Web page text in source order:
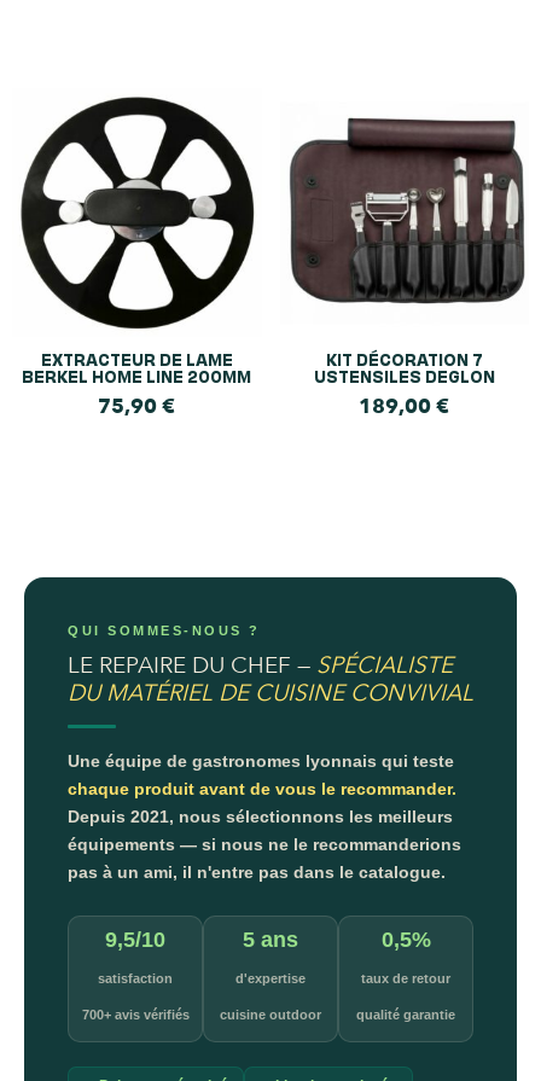
EXTRACTEUR DE LAME
BERKEL HOME LINE 200MM
75,90€
KIT DÉCORATION 7
USTENSILES DEGLON
189,00€
QUI SOMMES-NOUS ?
LE REPAIRE DU CHEF — SPÉCIALISTE
DU MATÉRIEL DE CUISINE CONVIVIAL
Une équipe de gastronomes lyonnais qui teste
chaque produit avant de vous le recommander.
Depuis 2021, nous sélectionnons les meilleurs
équipements — si nous ne le recommanderions
pas à un ami, il n'entre pas dans le catalogue.
9,5/10
satisfaction
700+ avis vérifiés
5 ans
d'expertise
cuisine outdoor
0,5%
taux de retour
qualité garantie